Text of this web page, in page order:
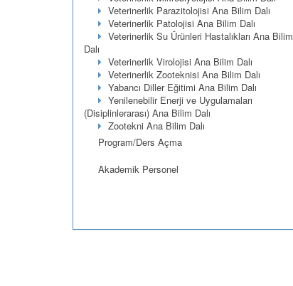
Veterinerlik Parazitolojisi Ana Bilim Dalı
Veterinerlik Patolojisi Ana Bilim Dalı
Veterinerlik Su Ürünleri Hastalıkları Ana Bilim
Dalı
Veterinerlik Virolojisi Ana Bilim Dalı
Veterinerlik Zooteknisi Ana Bilim Dalı
Yabancı Diller Eğitimi Ana Bilim Dalı
Yenilenebilir Enerji ve Uygulamaları
(Disiplinlerarası) Ana Bilim Dalı
Zootekni Ana Bilim Dalı
Program/Ders Açma
Akademik Personel